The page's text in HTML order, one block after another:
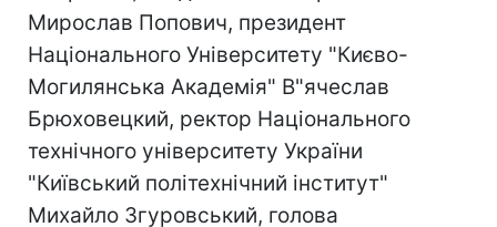
Мирослав Попович, президент
Національного Університету "Києво-
Могилянська Академія" В"ячеслав
Брюховецкий, ректор Національного
технічного університету України
"Київський політехнічний інститут"
Михайло Згуровський, голова